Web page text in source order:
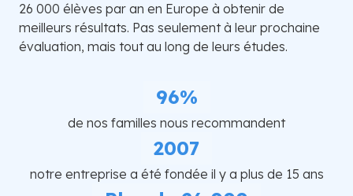
26 000 élèves par an en Europe à obtenir de
meilleurs résultats. Pas seulement à leur prochaine
évaluation, mais tout au long de leurs études.
96%
de nos familles nous recommandent
2007
notre entreprise a été fondée il y a plus de 15 ans